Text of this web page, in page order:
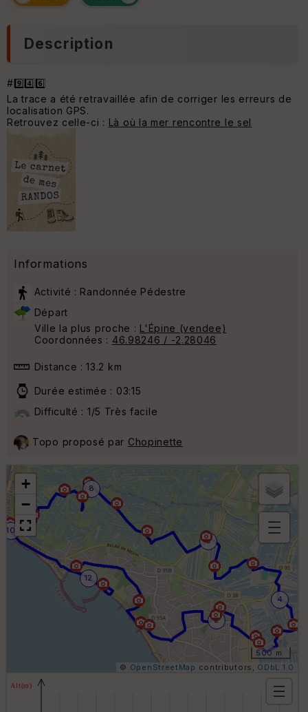
Description
#9️⃣4️⃣6️⃣
La trace a été retravaillée afin de corriger les erreurs de
localisation GPS.
Retrouvez celle-ci : Là où la mer rencontre le sel
Informations
Activité : Randonnée Pédestre
Départ
Ville la plus proche : L'Épine (vendee)
Coordonnées : 46.98246 / -2.28046
Distance : 13.2 km
Durée estimée : 03:15
Difficulté : 1/5 Très facile
Topo proposé par Chopinette
2
4
6
8
10
12
+
−
B
n
e
s
ki
m
ét
ri
q
e
s
500 m
© OpenStreetMap contributors, ODbL 1.0